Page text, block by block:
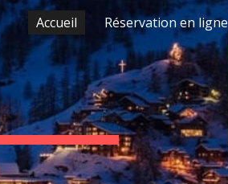
Skip to navigation
Accueil Réservation en ligne